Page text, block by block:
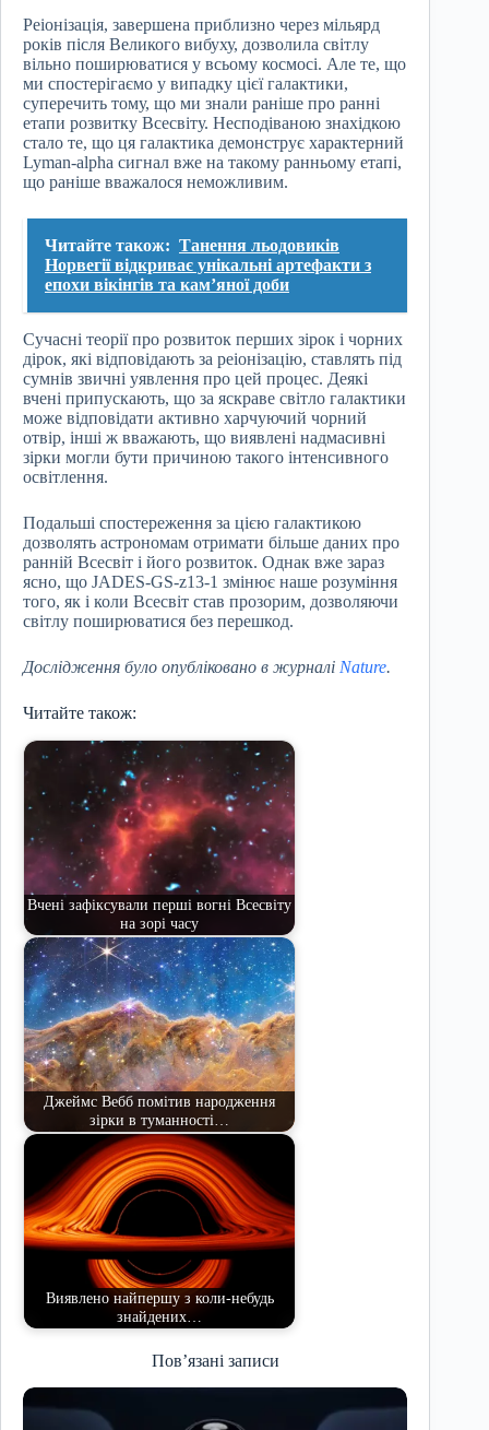
Реіонізація, завершена приблизно через мільярд
років після Великого вибуху, дозволила світлу
вільно поширюватися у всьому космосі. Але те, що
ми спостерігаємо у випадку цієї галактики,
суперечить тому, що ми знали раніше про ранні
етапи розвитку Всесвіту. Несподіваною знахідкою
стало те, що ця галактика демонструє характерний
Lyman-alpha сигнал вже на такому ранньому етапі,
що раніше вважалося неможливим.
Читайте також: Танення льодовиків
Норвегії відкриває унікальні артефакти з
епохи вікінгів та кам’яної доби
Сучасні теорії про розвиток перших зірок і чорних
дірок, які відповідають за реіонізацію, ставлять під
сумнів звичні уявлення про цей процес. Деякі
вчені припускають, що за яскраве світло галактики
може відповідати активно харчуючий чорний
отвір, інші ж вважають, що виявлені надмасивні
зірки могли бути причиною такого інтенсивного
освітлення.
Подальші спостереження за цією галактикою
дозволять астрономам отримати більше даних про
ранній Всесвіт і його розвиток. Однак вже зараз
ясно, що JADES-GS-z13-1 змінює наше розуміння
того, як і коли Всесвіт став прозорим, дозволяючи
світлу поширюватися без перешкод.
Дослідження було опубліковано в журналі Nature.
Читайте також:
Вчені зафіксували перші вогні Всесвіту
на зорі часу
Джеймс Вебб помітив народження
зірки в туманності…
Виявлено найпершу з коли-небудь
знайдених…
Пов’язані записи